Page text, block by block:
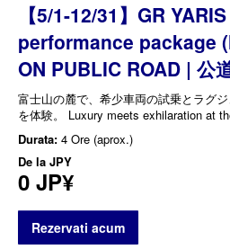
【5/1-12/31】GR
performance package
ON PUBLIC ROAD | 公
富士山の麓で、希少車両の試乗とラグ
を体験。 Luxury meets exhilaration at
Durata: 4 Ore (aprox.)
De la JPY
0 JP¥
Rezervati acum